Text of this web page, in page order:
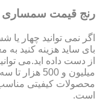
رنج قیمت سمساری
اگر نمی توانید چهار
بای ساید هزینه کنید به
از دست داده اید.می
میلیون و
محصولات کیفیتی مناسب
است.